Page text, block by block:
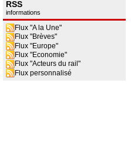
RSS
informations
Flux "A la Une"
Flux "Brèves"
Flux "Europe"
Flux "Economie"
Flux "Acteurs du rail"
Flux personnalisé